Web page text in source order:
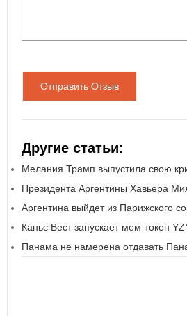
Отправить Отзыв
Другие статьи:
Мелания Трамп выпустила свою
Президента Аргентины Хавьера
Аргентина выйдет из Парижского
Каньє Вест запускает мем-токен
Панама не намерена отдавать